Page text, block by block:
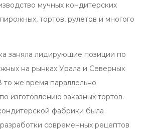
мучных кондитерских
тортов, рулетов и многого
заняла лидирующие позиции по
на рынках Урала и Северных
то же время параллельно
изготовлению заказных тортов.
фабрики была
современных рецептов